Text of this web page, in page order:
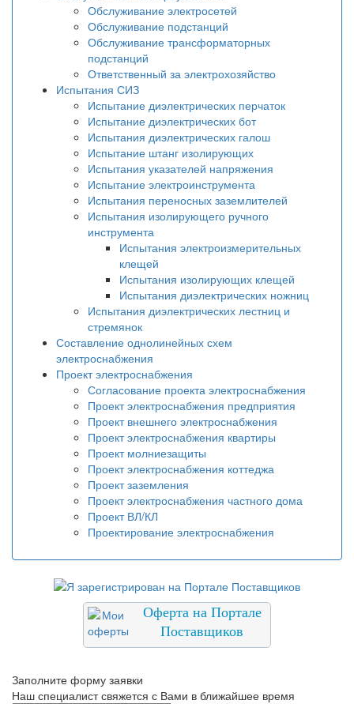
Обслуживание электросетей
Обслуживание подстанций
Обслуживание трансформаторных
подстанций
Ответственный за электрохозяйство
Испытания СИЗ
Испытание диэлектрических перчаток
Испытание диэлектрических бот
Испытания диэлектрических галош
Испытание штанг изолирующих
Испытания указателей напряжения
Испытание электроинструмента
Испытания переносных заземлителей
Испытания изолирующего ручного
инструмента
Испытания электроизмерительных
клещей
Испытания изолирующих клещей
Испытания диэлектрических ножниц
Испытания диэлектрических лестниц и
стремянок
Составление однолинейных схем
электроснабжения
Проект электроснабжения
Согласование проекта электроснабжения
Проект электроснабжения предприятия
Проект внешнего электроснабжения
Проект электроснабжения квартиры
Проект молниезащиты
Проект электроснабжения коттеджа
Проект заземления
Проект электроснабжения частного дома
Проект ВЛ/КЛ
Проектирование электроснабжения
Оферта на Портале
Поставщиков
Заполните форму заявки
Наш специалист свяжется с Вами в ближайшее время